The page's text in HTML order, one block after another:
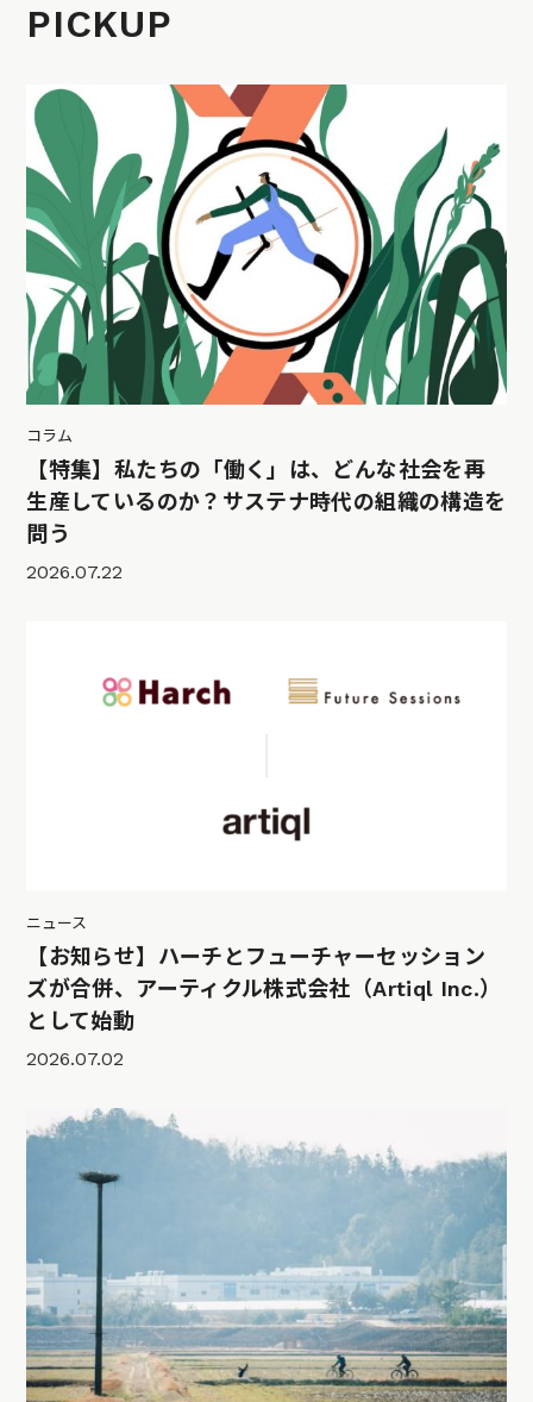
PICKUP
コラム
【特集】私たちの「働く」は、どんな社会を再
生産しているのか？サステナ時代の組織の構造を
問う
2026.07.22
ニュース
【お知らせ】ハーチとフューチャーセッション
ズが合併、アーティクル株式会社（Artiql Inc.）
として始動
2026.07.02